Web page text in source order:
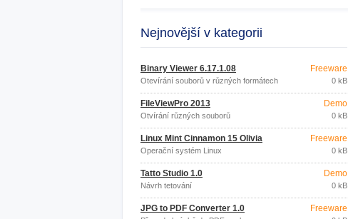
Nejnovější v kategorii
Binary Viewer 6.17.1.08
Otevírání souborů v různých formátech
Freeware
0 kB
FileViewPro 2013
Otvírání různých souborů
Demo
0 kB
Linux Mint Cinnamon 15 Olivia
Operační systém Linux
Freeware
0 kB
Tatto Studio 1.0
Návrh tetování
Demo
0 kB
JPG to PDF Converter 1.0 Freeware